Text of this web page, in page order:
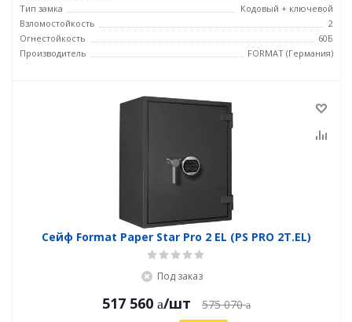
Тип замка
Кодовый + ключевой
Взломостойкость
2
Огнестойкость
60Б
Производитель
FORMAT (Германия)
Сейф Format Paper Star Pro 2 EL (PS PRO 2Т.EL)
Под заказ
517 560 /шт 575 070